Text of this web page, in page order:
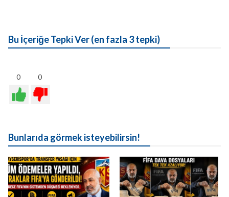
Bu İçeriğe Tepki Ver (en fazla 3 tepki)
0 0
Bunlarıda görmek isteyebilirsin!